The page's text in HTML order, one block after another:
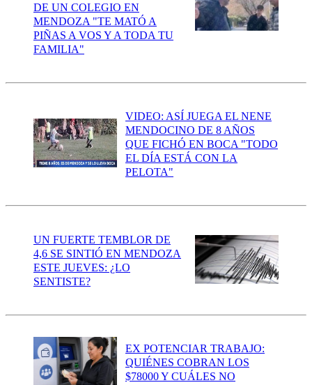
DE UN COLEGIO EN
MENDOZA "TE MATÓ A
PIÑAS A VOS Y A TODA TU
FAMILIA"
VIDEO: ASÍ JUEGA EL NENE
MENDOCINO DE 8 AÑOS
QUE FICHÓ EN BOCA "TODO
EL DÍA ESTÁ CON LA
PELOTA"
UN FUERTE TEMBLOR DE
4,6 SE SINTIÓ EN MENDOZA
ESTE JUEVES: ¿LO
SENTISTE?
EX POTENCIAR TRABAJO:
QUIÉNES COBRAN LOS
$78000 Y CUÁLES NO